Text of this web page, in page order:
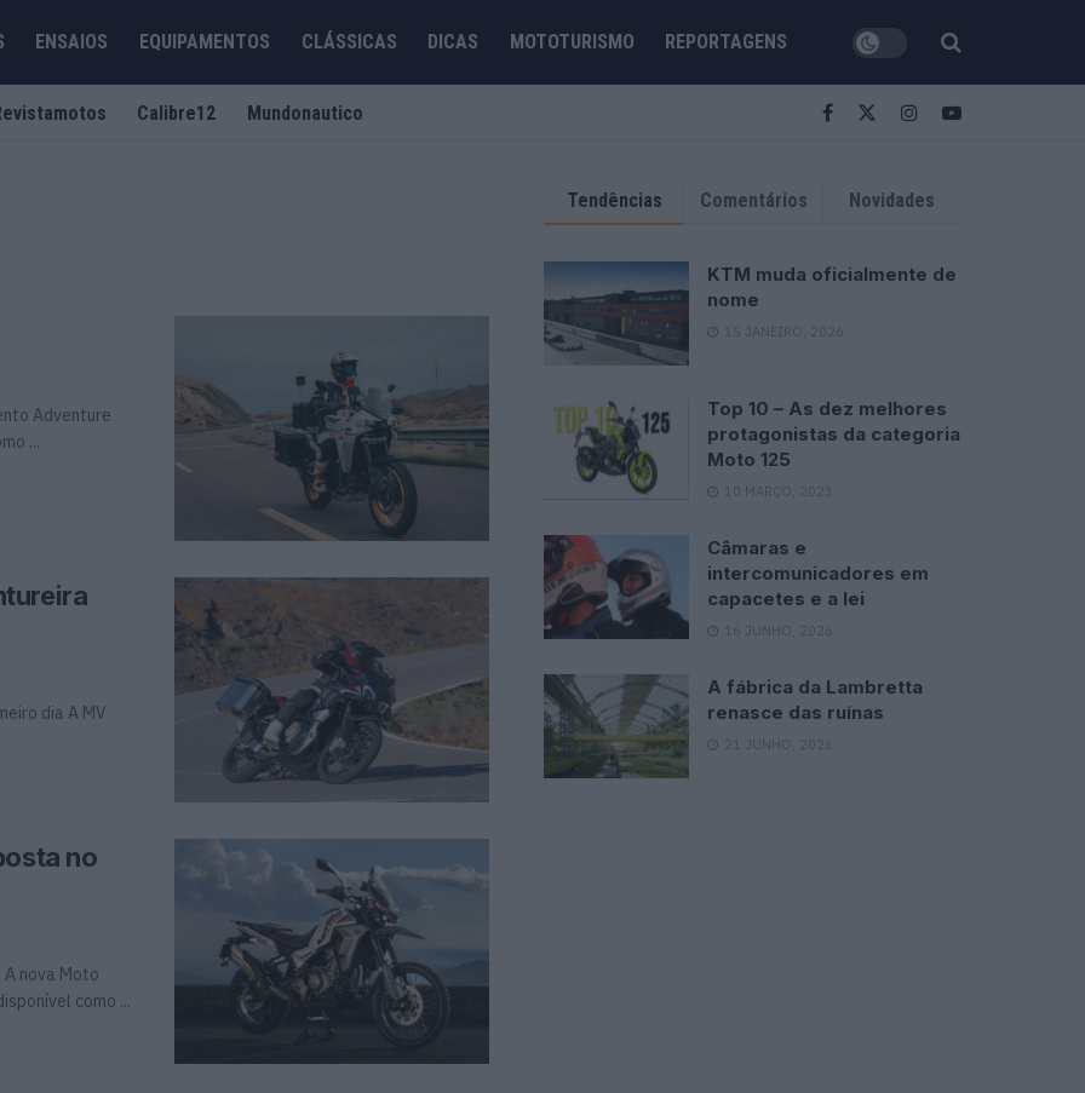
ENSAIOS EQUIPAMENTOS CLÁSSICAS DICAS MOTOTURISMO REPORTAGENS
Calibre12 Mundonautico
Adventure
...
dia A MV
no
nova Moto
como ...
Tendências Comentários Novidades
KTM muda oficialmente de
nome
15 JANEIRO, 2026
Top 10 – As dez melhores
protagonistas da categoria
Moto 125
10 MARÇO, 2023
Câmaras e
intercomunicadores em
capacetes e a lei
16 JUNHO, 2026
A fábrica da Lambretta
renasce das ruínas
21 JUNHO, 2026